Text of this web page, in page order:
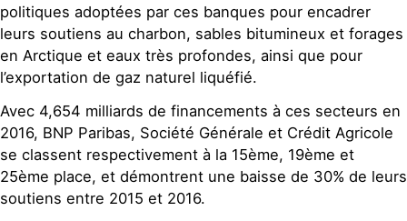
politiques adoptées par ces banques pour encadrer
leurs soutiens au charbon, sables bitumineux et forages
en Arctique et eaux très profondes, ainsi que pour
l’exportation de gaz naturel liquéfié.
Avec 4,654 milliards de financements à ces secteurs en
2016, BNP Paribas, Société Générale et Crédit Agricole
se classent respectivement à la 15ème, 19ème et
25ème place, et démontrent une baisse de 30% de leurs
soutiens entre 2015 et 2016.